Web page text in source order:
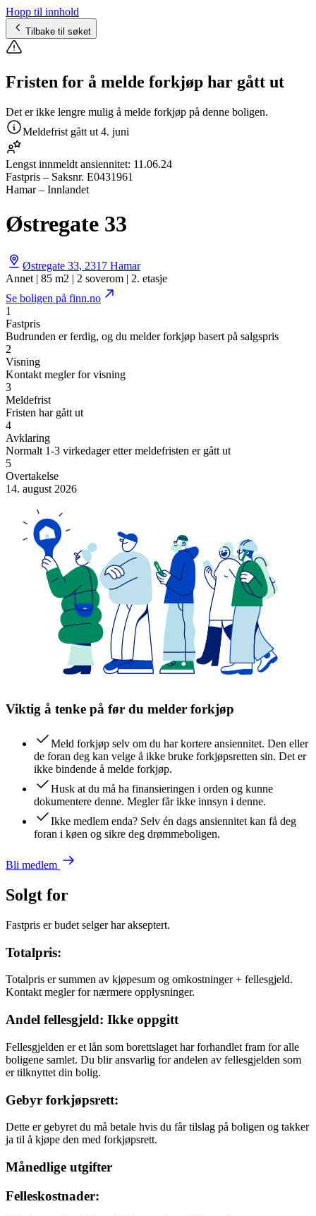
Hopp til innhold
Tilbake til søket
Fristen for å melde forkjøp har gått ut
Det er ikke lengre mulig å melde forkjøp på denne boligen.
Meldefrist gått ut 4. juni
Lengst innmeldt ansiennitet: 11.06.24
Fastpris – Saksnr. E0431961
Hamar – Innlandet
Østregate 33
Østregate 33, 2317 Hamar
Annet | 85 m2 | 2 soverom | 2. etasje
Se boligen på finn.no
1
Fastpris
Budrunden er ferdig, og du melder forkjøp basert på salgspris
2
Visning
Kontakt megler for visning
3
Meldefrist
Fristen har gått ut
4
Avklaring
Normalt 1-3 virkedager etter meldefristen er gått ut
5
Overtakelse
14. august 2026
Viktig å tenke på før du melder forkjøp
Meld forkjøp selv om du har kortere ansiennitet. Den eller
de foran deg kan velge å ikke bruke forkjøpsretten sin. Det er
ikke bindende å melde forkjøp.
Husk at du må ha finansieringen i orden og kunne
dokumentere denne. Megler får ikke innsyn i denne.
Ikke medlem enda? Selv én dags ansiennitet kan få deg
foran i køen og sikre deg drømmeboligen.
Bli medlem
Solgt for
Fastpris er budet selger har akseptert.
Totalpris:
Totalpris er summen av kjøpesum og omkostninger + fellesgjeld.
Kontakt megler for nærmere opplysninger.
Andel fellesgjeld: Ikke oppgitt
Fellesgjelden er et lån som borettslaget har forhandlet fram for alle
boligene samlet. Du blir ansvarlig for andelen av fellesgjelden som
er tilknyttet din bolig.
Gebyr forkjøpsrett:
Dette er gebyret du må betale hvis du får tilslag på boligen og takker
ja til å kjøpe den med forkjøpsrett.
Månedlige utgifter
Felleskostnader: